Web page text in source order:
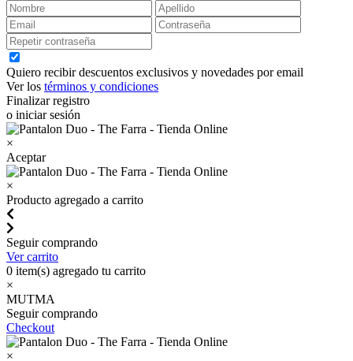
Quiero recibir descuentos exclusivos y novedades por email
Ver los términos y condiciones
Finalizar registro
o iniciar sesión
×
Aceptar
×
Producto agregado a carrito
Seguir comprando
Ver carrito
0 item(s) agregado tu carrito
×
MUTMA
Seguir comprando
Checkout
×